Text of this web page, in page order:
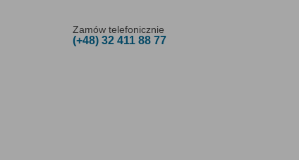
Zamów telefonicznie
(+48) 32 411 88 77